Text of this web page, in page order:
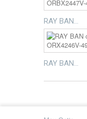
RAY BAN...
RAY BAN...